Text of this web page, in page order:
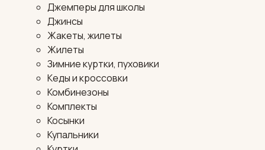
Джемперы для школы
Джинсы
Жакеты, жилеты
Жилеты
Зимние куртки, пуховики
Кеды и кроссовки
Комбинезоны
Комплекты
Косынки
Купальники